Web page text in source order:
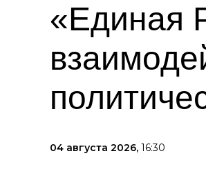
«Единая
04 августа 2026, 16:30